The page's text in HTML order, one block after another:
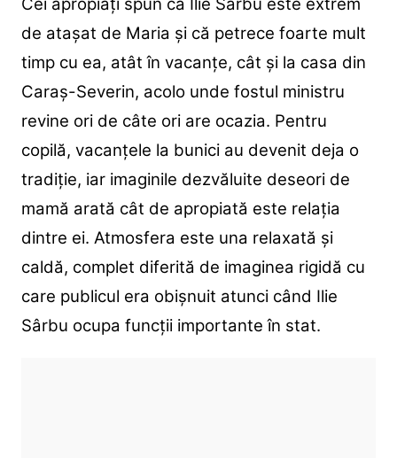
de atașat de Maria și că petrece foarte mult
timp cu ea, atât în vacanțe, cât și la casa din
Caraș-Severin, acolo unde fostul ministru
revine ori de câte ori are ocazia. Pentru
copilă, vacanțele la bunici au devenit deja o
tradiție, iar imaginile dezvăluite deseori de
mamă arată cât de apropiată este relația
dintre ei. Atmosfera este una relaxată și
caldă, complet diferită de imaginea rigidă cu
care publicul era obișnuit atunci când Ilie
Sârbu ocupa funcții importante în stat.